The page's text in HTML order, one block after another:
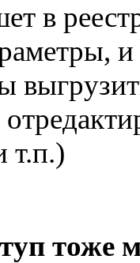
в
т.п.)
тоже